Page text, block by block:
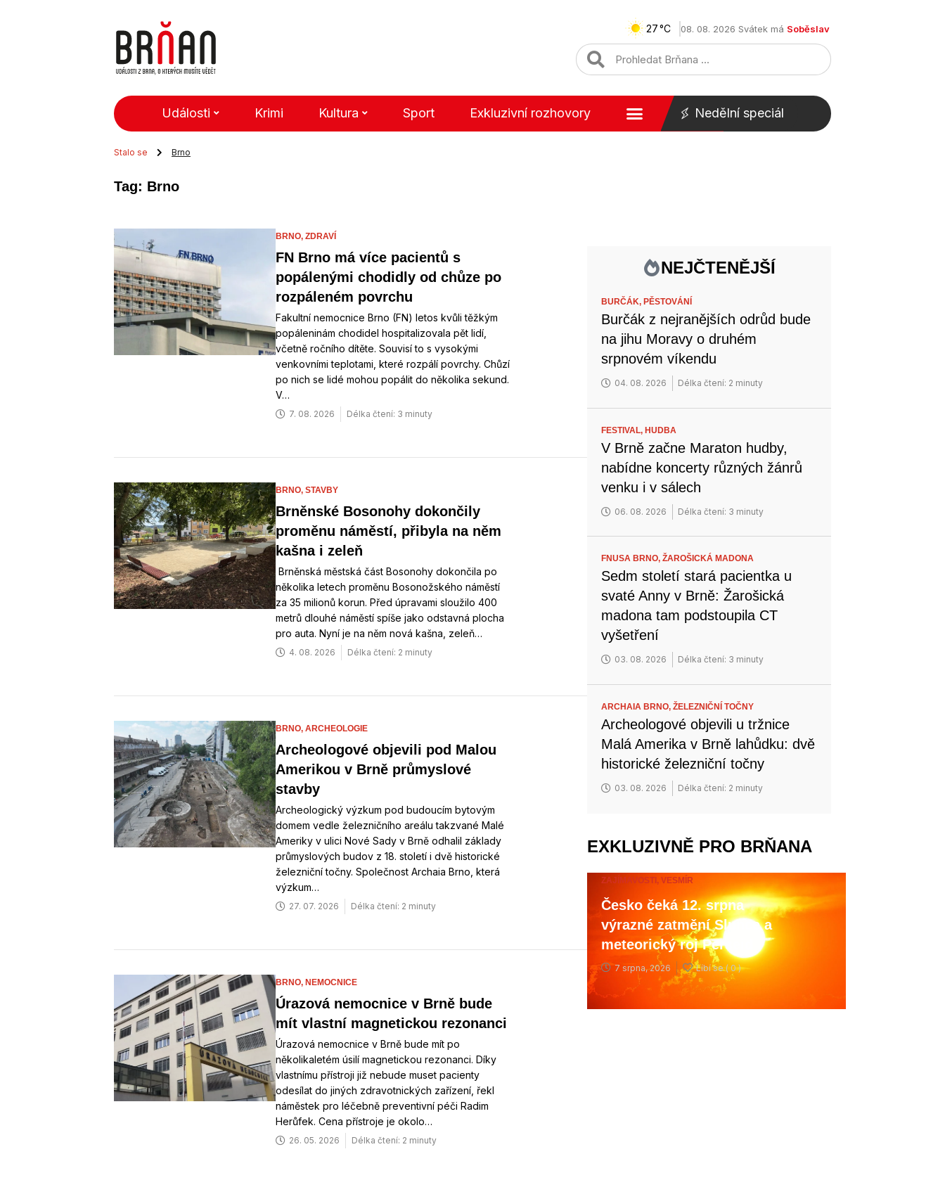
27 08. 08. 2026 Svátek má Soběslav
Události Krimi Kultura Sport Exkluzivní rozhovory Nedělní speciál
Stalo se Brno
Tag: Brno
BRNO, ZDRAVÍ
FN Brno má více pacientů s
popálenými chodidly od chůze po
rozpáleném povrchu
Fakultní nemocnice Brno (FN) letos kvůli těžkým
popáleninám chodidel hospitalizovala pět lidí,
včetně ročního dítěte. Souvisí to s vysokými
venkovními teplotami, které rozpálí povrchy. Chůzí
po nich se lidé mohou popálit do několika sekund.
V…
7. 08. 2026 Délka čtení: 3 minuty
BRNO, STAVBY
Brněnské Bosonohy dokončily
proměnu náměstí, přibyla na něm
kašna i zeleň
Brněnská městská část Bosonohy dokončila po
několika letech proměnu Bosonožského náměstí
za 35 milionů korun. Před úpravami sloužilo 400
metrů dlouhé náměstí spíše jako odstavná plocha
pro auta. Nyní je na něm nová kašna, zeleň…
4. 08. 2026 Délka čtení: 2 minuty
BRNO, ARCHEOLOGIE
Archeologové objevili pod Malou
Amerikou v Brně průmyslové
stavby
Archeologický výzkum pod budoucím bytovým
domem vedle železničního areálu takzvané Malé
Ameriky v ulici Nové Sady v Brně odhalil základy
průmyslových budov z 18. století i dvě historické
železniční točny. Společnost Archaia Brno, která
výzkum…
27. 07. 2026 Délka čtení: 2 minuty
BRNO, NEMOCNICE
Úrazová nemocnice v Brně bude
mít vlastní magnetickou rezonanci
Úrazová nemocnice v Brně bude mít po
několikaletém úsilí magnetickou rezonanci. Díky
vlastnímu přístroji již nebude muset pacienty
odesílat do jiných zdravotnických zařízení, řekl
náměstek pro léčebně preventivní péči Radim
Herůfek. Cena přístroje je okolo…
26. 05. 2026 Délka čtení: 2 minuty
NEJČTENĚJŠÍ
BURČÁK, PĚSTOVÁNÍ
Burčák z nejranějších odrůd bude
na jihu Moravy o druhém
srpnovém víkendu
04. 08. 2026 Délka čtení: 2 minuty
FESTIVAL,HUDBA
V Brně začne Maraton hudby,
nabídne koncerty různých žánrů
venku i v sálech
06. 08. 2026 Délka čtení: 3 minuty
FNUSA BRNO,ŽAROŠICKÁ MADONA
Sedm století stará pacientka u
svaté Anny v Brně: Žarošická
madona tam podstoupila CT
vyšetření
03. 08. 2026 Délka čtení: 3 minuty
ARCHAIA BRNO,ŽELEZNIČNÍ TOČNY
Archeologové objevili u tržnice
Malá Amerika v Brně lahůdku: dvě
historické železniční točny
03. 08. 2026 Délka čtení: 2 minuty
EXKLUZIVNĚ PRO BRŇANA
ZAJÍMAVOSTI,VESMÍR
Česko čeká 12. srpna
výrazné zatmění Slunce a
meteorický roj Perseid
7 srpna, 2026 Líbí se (0 )